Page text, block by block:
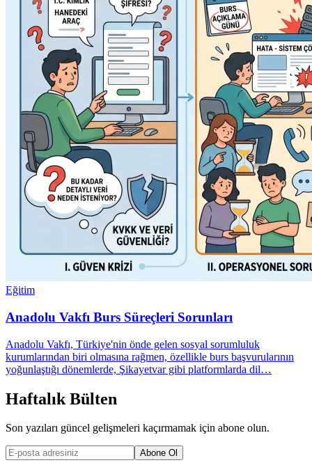
Eğitim
Anadolu Vakfı Burs Süreçleri Sorunları
Anadolu Vakfı, Türkiye'nin önde gelen sosyal sorumluluk
kurumlarından biri olmasına rağmen, özellikle burs başvurularının
yoğunlaştığı dönemlerde, Şikayetvar gibi platformlarda dil…
Haftalık Bülten
Son yazıları güncel gelişmeleri kaçırmamak için abone olun.
Abone Ol